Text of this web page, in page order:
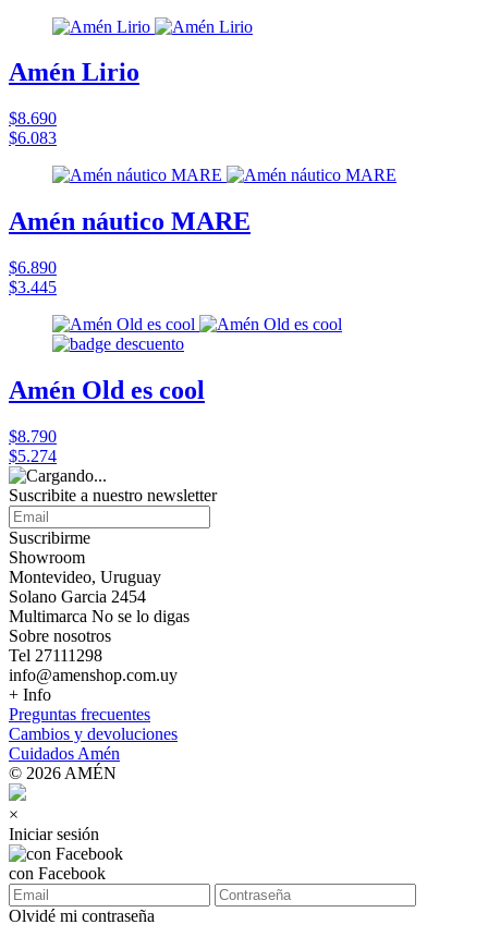
Amén Lirio
$8.690
$6.083
Amén náutico MARE
$6.890
$3.445
Amén Old es cool
$8.790
$5.274
Suscribite a nuestro newsletter
Suscribirme
Showroom
Montevideo, Uruguay
Solano Garcia 2454
Multimarca No se lo digas
Sobre nosotros
Tel 27111298
info@amenshop.com.uy
+ Info
Preguntas frecuentes
Cambios y devoluciones
Cuidados Amén
© 2026 AMÉN
×
Iniciar sesión
con Facebook
Olvidé mi contraseña